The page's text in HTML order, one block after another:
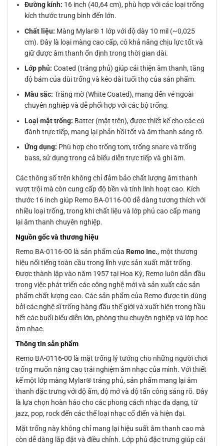
Đường kính: 16 inch (40,64 cm), phù hợp với các loại trống
kích thước trung bình đến lớn.
Chất liệu: Màng Mylar® 1 lớp với độ dày 10 mil (~0,025
cm). Đây là loại màng cao cấp, có khả năng chịu lực tốt và
giữ được âm thanh ổn định trong thời gian dài.
Lớp phủ: Coated (tráng phủ) giúp cải thiện âm thanh, tăng
độ bám của dùi trống và kéo dài tuổi thọ của sản phẩm.
Màu sắc: Trắng mờ (White Coated), mang đến vẻ ngoài
chuyên nghiệp và dễ phối hợp với các bộ trống.
Loại mặt trống: Batter (mặt trên), được thiết kế cho các cú
đánh trực tiếp, mang lại phản hồi tốt và âm thanh sáng rõ.
Ứng dụng: Phù hợp cho trống tom, trống snare và trống
bass, sử dụng trong cả biểu diễn trực tiếp và ghi âm.
Các thông số trên không chỉ đảm bảo chất lượng âm thanh
vượt trội mà còn cung cấp độ bền và tính linh hoạt cao. Kích
thước 16 inch giúp Remo BA-0116-00 dễ dàng tương thích với
nhiều loại trống, trong khi chất liệu và lớp phủ cao cấp mang
lại âm thanh chuyên nghiệp.
Nguồn gốc và thương hiệu
Remo BA-0116-00 là sản phẩm của Remo Inc., một thương
hiệu nổi tiếng toàn cầu trong lĩnh vực sản xuất mặt trống.
Được thành lập vào năm 1957 tại Hoa Kỳ, Remo luôn dẫn đầu
trong việc phát triển các công nghệ mới và sản xuất các sản
phẩm chất lượng cao. Các sản phẩm của Remo được tin dùng
bởi các nghệ sĩ trống hàng đầu thế giới và xuất hiện trong hầu
hết các buổi biểu diễn lớn, phòng thu chuyên nghiệp và lớp học
âm nhạc.
Thông tin sản phẩm
Remo BA-0116-00 là mặt trống lý tưởng cho những người chơi
trống muốn nâng cao trải nghiệm âm nhạc của mình. Với thiết
kế một lớp màng Mylar® tráng phủ, sản phẩm mang lại âm
thanh đặc trưng với độ ấm, độ mở và độ tấn công sáng rõ. Đây
là lựa chọn hoàn hảo cho các phong cách nhạc đa dạng, từ
jazz, pop, rock đến các thể loại nhạc cổ điển và hiện đại.
Mặt trống này không chỉ mang lại hiệu suất âm thanh cao mà
còn dễ dàng lắp đặt và điều chỉnh. Lớp phủ đặc trưng giúp cải